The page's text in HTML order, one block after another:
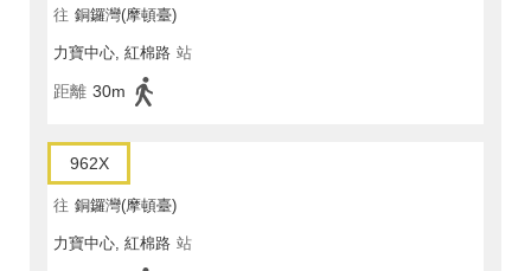
往 銅鑼灣(摩頓臺)
力寶中心, 紅棉路 站
距離 30m
962X
往 銅鑼灣(摩頓臺)
力寶中心, 紅棉路 站